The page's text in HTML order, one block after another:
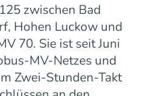
zwischen Bad
Hohen Luckow und
70. Sie ist seit Juni
MV-Netzes und
Zwei-Stunden-Takt